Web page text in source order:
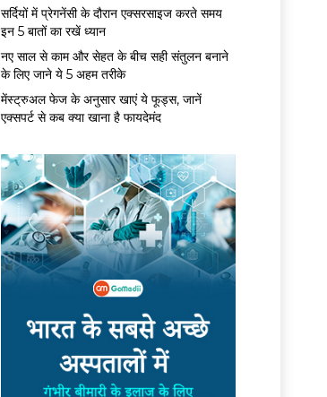
सर्द‍ियों में प्रेगनेंसी के दौरान एक्सरसाइज करते समय
इन 5 बातों का रखें ध्यान
नए साल से काम और सेहत के बीच सही संतुलन बनाने
के लिए जाने ये 5 अहम तरीके
मेंस्ट्रुअल फेज के अनुसार खाएं ये फूड्स, जानें
एक्सपर्ट से कब क्या खाना है फायदेमंद